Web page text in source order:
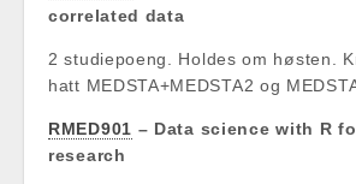
correlated data
2 studiepoeng. Holdes om høsten.
hatt MEDSTA+MEDSTA2 og
RMED901 – Data science with R
research